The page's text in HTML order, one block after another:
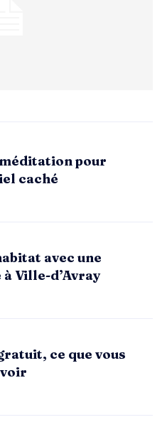
pour
caché
avec une
Ville-d’Avray
ce que vous